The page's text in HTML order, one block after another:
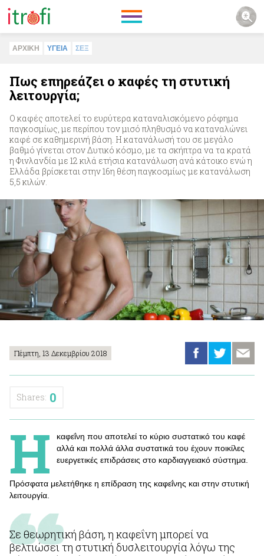
ΑΡΧΙΚΗ ΥΓΕΙΑ ΣΕΞ
Πως επηρεάζει ο καφές τη στυτική
λειτουργία;
Ο καφές αποτελεί το ευρύτερα καταναλισκόμενο ρόφημα
παγκοσμίως, με περίπου τον μισό πληθυσμό να καταναλώνει
καφέ σε καθημερινή βάση. Η κατανάλωσή του σε μεγάλο
βαθμό γίνεται στον Δυτικό κόσμο, με τα σκήπτρα να τα κρατά
η Φινλανδία με 12 κιλά ετήσια κατανάλωση ανά κάτοικο ενώ η
Ελλάδα βρίσκεται στην 16η θέση παγκοσμίως με κατανάλωση
5,5 κιλών.
Πέμπτη, 13 Δεκεμβρίου 2018
Shares: 0
Η
καφεΐνη που αποτελεί το κύριο συστατικό του καφέ
αλλά και πολλά άλλα συστατικά του έχουν ποικίλες
ευεργετικές επιδράσεις στο καρδιαγγειακό σύστημα.
Πρόσφατα μελετήθηκε η επίδραση της καφεΐνης και στην στυτική
λειτουργία.
Σε θεωρητική βάση, η καφεΐνη μπορεί να
βελτιώσει τη στυτική δυσλειτουργία λόγω της